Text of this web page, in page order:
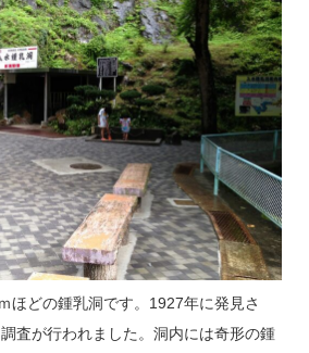
ほどの鍾乳洞です。1927年に発見さ
査が行われました。洞内には奇形の鍾